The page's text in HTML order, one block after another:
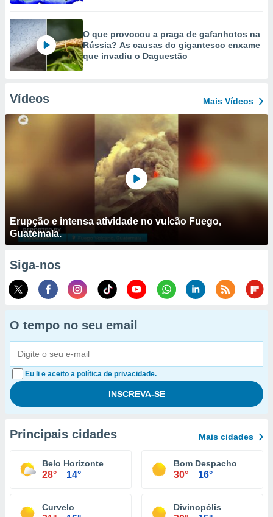
O que provocou a praga de gafanhotos na
Rússia? As causas do gigantesco enxame
que invadiu o Daguestão
Vídeos Mais Vídeos
Erupção e intensa atividade no vulcão Fuego,
Guatemala.
Siga-nos
O tempo no seu email
Eu li e aceito a política de privacidade.
Principais cidades Mais cidades
Belo Horizonte
28° 14°
Bom Despacho
30° 16°
Curvelo Divinopólis